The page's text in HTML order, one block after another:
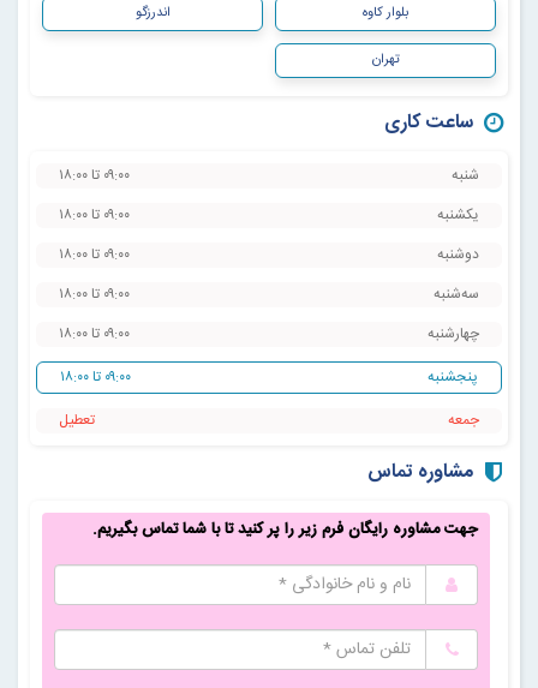
بلوار کاوه اندرزگو
تهران
ساعت کاری
شنبه
۰۹:۰۰ تا ۱۸:۰۰
یکشنبه
۰۹:۰۰ تا ۱۸:۰۰
دوشنبه
۰۹:۰۰ تا ۱۸:۰۰
سه‌شنبه
۰۹:۰۰ تا ۱۸:۰۰
چهارشنبه
۰۹:۰۰ تا ۱۸:۰۰
پنجشنبه
۰۹:۰۰ تا ۱۸:۰۰
جمعه
‌تعطیل
مشاوره تماس